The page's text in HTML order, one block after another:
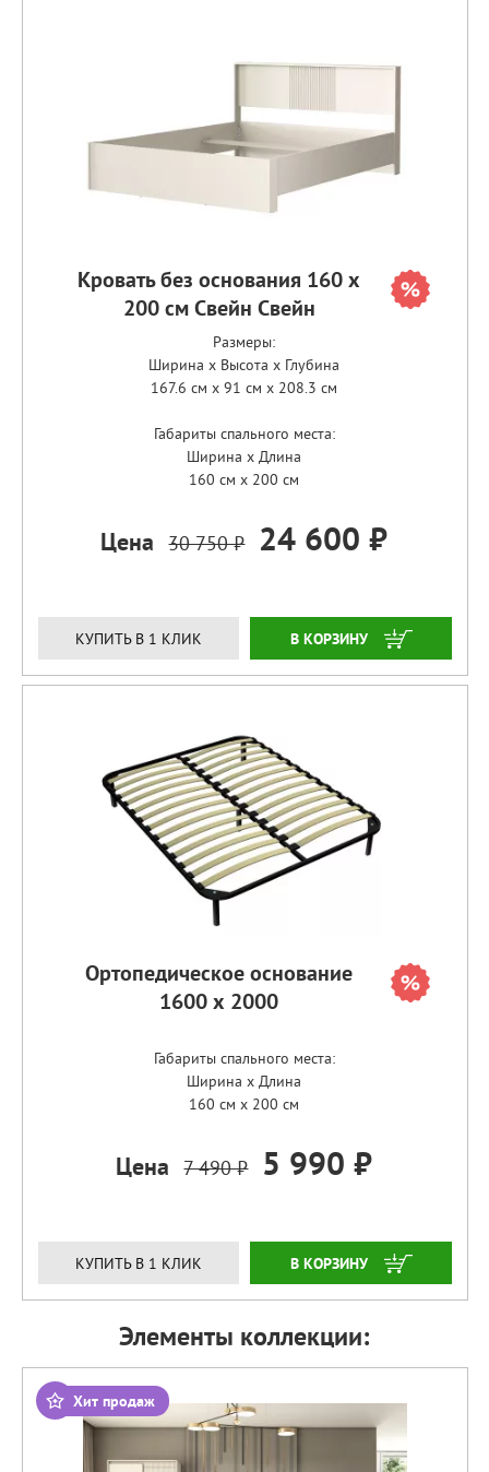
Кровать без основания 160 х
200 см Свейн Свейн
Размеры:
Ширина x Высота x Глубина
167.6 см x 91 см x 208.3 см
Габариты спального места:
Ширина x Длина
160 см x 200 см
Цена 30 750 ₽ 24 600 ₽
КУПИТЬ В 1 КЛИК ЗАКАЗАТЬ
Ортопедическое основание
1600 х 2000
Габариты спального места:
Ширина x Длина
160 см x 200 см
Цена 7 490 ₽ 5 990 ₽
КУПИТЬ В 1 КЛИК ЗАКАЗАТЬ
Элементы коллекции:
Хит продаж